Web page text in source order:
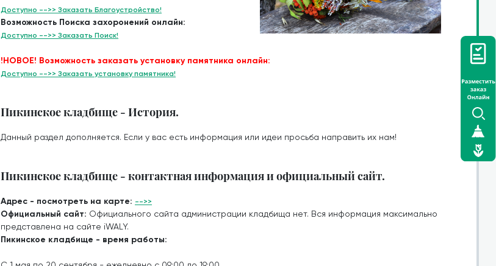
Доступно -->> Заказать Благоустройство!
Возможность Поиска захоронений онлайн:
Доступно -->> Заказать Поиск!
!НОВОЕ! Возможность заказать установку памятника онлайн:
Доступно -->> Заказать установку памятника!
Пикинское кладбище - История.
Данный раздел дополняется. Если у вас есть информация или идеи просьба направить их нам!
Пикинское кладбище - контактная информация и официальный сайт.
Адрес - посмотреть на карте: -->>
Официальный сайт: Официального сайта администрации кладбища нет. Вся информация максимально
представлена на сайте iWALY.
Пикинское кладбище - время работы: